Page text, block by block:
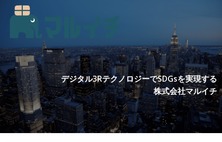
ツ
へ
ス
キ
ッ
プ
デジタル3RテクノロジーでSDGsを実現する
株式会社マルイチ